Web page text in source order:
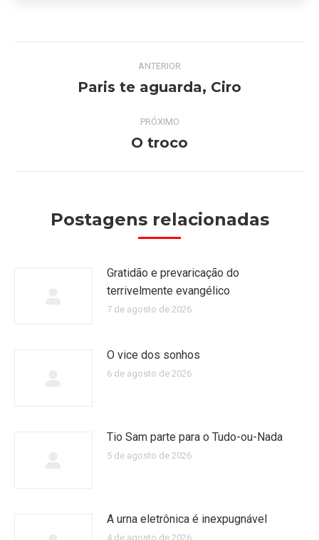
NavegaçãoANTERIOR
Post
Paris te aguarda, Ciro
PRÓXIMO
Próximo
O troco
Postagens relacionadas
Gratidão e prevaricação do
terrivelmente evangélico
7 de agosto de 2026
O vice dos sonhos
6 de agosto de 2026
Tio Sam parte para o Tudo-ou-Nada
5 de agosto de 2026
A urna eletrônica é inexpugnável
4 de agosto de 2026